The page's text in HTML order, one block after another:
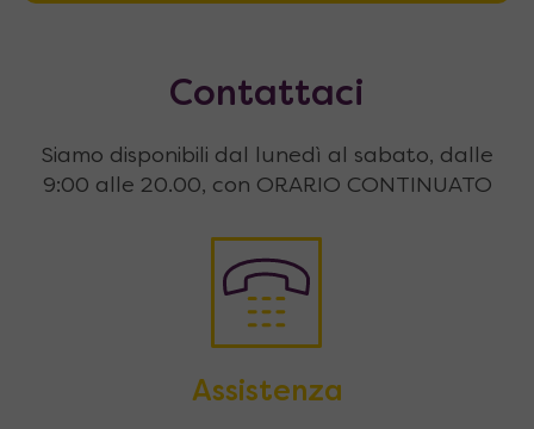
Contattaci
Siamo disponibili dal lunedì al sabato, dalle
9:00 alle 20.00, con ORARIO CONTINUATO
Assistenza